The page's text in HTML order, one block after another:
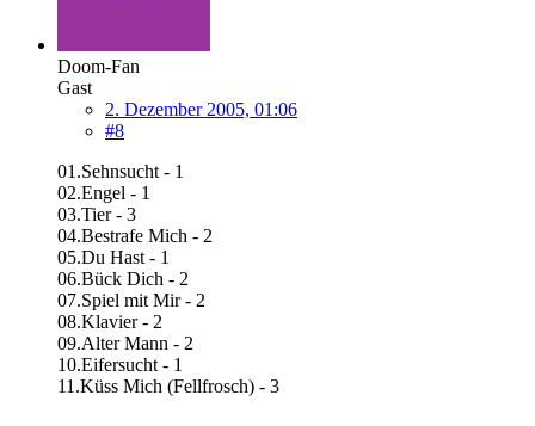
Doom-Fan
Gast
2. Dezember 2005, 01:06
#8
01.Sehnsucht - 1
02.Engel - 1
03.Tier - 3
04.Bestrafe Mich - 2
05.Du Hast - 1
06.Bück Dich - 2
07.Spiel mit Mir - 2
08.Klavier - 2
09.Alter Mann - 2
10.Eifersucht - 1
11.Küss Mich (Fellfrosch) - 3